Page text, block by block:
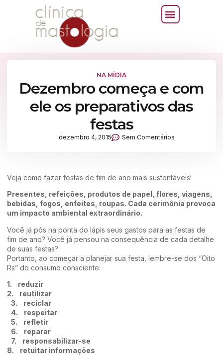
NA MÍDIA
Dezembro começa e com
ele os preparativos das
festas
dezembro 4, 2015 Sem Comentários
Veja como fazer festas de fim de ano mais sustentáveis!
Presentes, refeições, produtos de papel, flores, viagens,
bebidas, fogos, enfeites, roupas. Cada cerimônia provoca
um impacto ambiental extraordinário.
Você já pôs na ponta do lápis seus gastos para as festas de
fim de ano? Você já pensou na consequência de cada detalhe
de suas festas?
Portanto, ao começar a planejar sua festa, lembre-se dos “Oito
Rs” do consumo consciente:
1. reduzir
2. reutilizar
3. reciclar
4. respeitar
5. refletir
6. reparar
7. responsabilizar-se
8. retuitar informações